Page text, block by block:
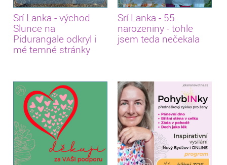
Srí Lanka - východ
Slunce na
Pidurangale odkryl i
mé temné stránky
Srí Lanka - 55.
narozeniny - tohle
jsem teda nečekala